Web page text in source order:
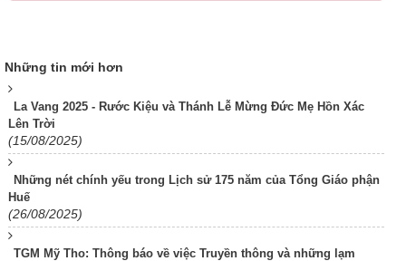
Những tin mới hơn
La Vang 2025 - Rước Kiệu và Thánh Lễ Mừng Đức Mẹ Hồn Xác
Lên Trời
(15/08/2025)
Những nét chính yếu trong Lịch sử 175 năm của Tổng Giáo phận
Huế
(26/08/2025)
TGM Mỹ Tho: Thông báo về việc Truyền thông và những lạm